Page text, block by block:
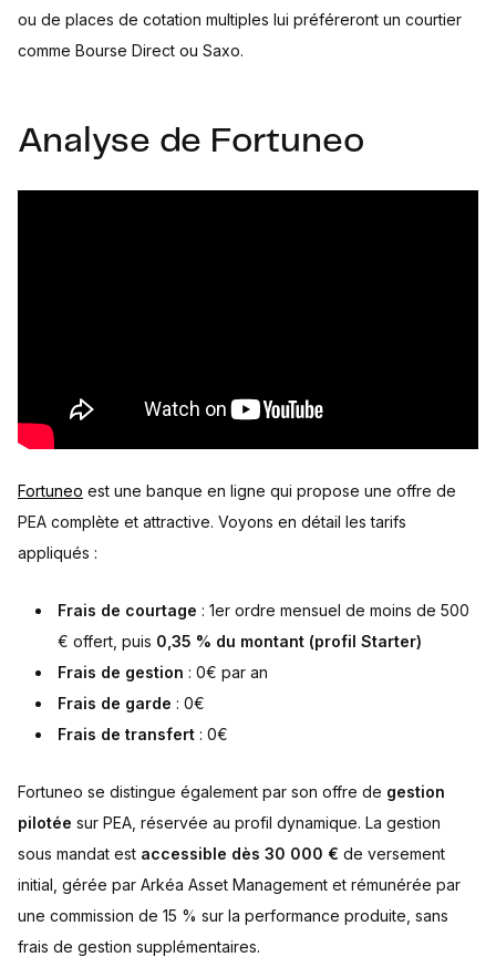
ou de places de cotation multiples lui préféreront un courtier
comme Bourse Direct ou Saxo.
Analyse de Fortuneo
Fortuneo est une banque en ligne qui propose une offre de
PEA complète et attractive. Voyons en détail les tarifs
appliqués :
Frais de courtage : 1er ordre mensuel de moins de 500
€ offert, puis 0,35 % du montant (profil Starter)
Frais de gestion : 0€ par an
Frais de garde : 0€
Frais de transfert : 0€
Fortuneo se distingue également par son offre de gestion
pilotée sur PEA, réservée au profil dynamique. La gestion
sous mandat est accessible dès 30 000 € de versement
initial, gérée par Arkéa Asset Management et rémunérée par
une commission de 15 % sur la performance produite, sans
frais de gestion supplémentaires.